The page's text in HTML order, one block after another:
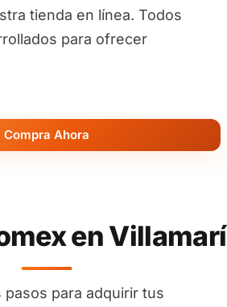
tienda en línea. Todos
para ofrecer
Compra Ahora
en
para adquirir tus